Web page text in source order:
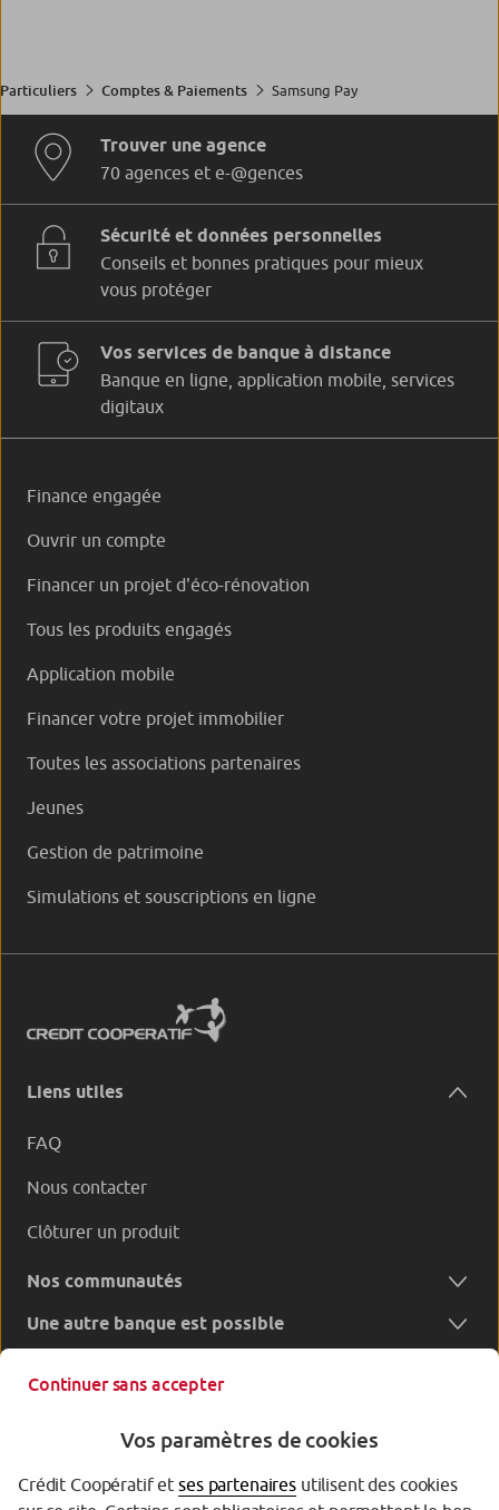
Particuliers Comptes & Paiements Samsung Pay
Trouver une agence
70 agences et e-@gences
Sécurité et données personnelles
Conseils et bonnes pratiques pour mieux
vous protéger
Vos services de banque à distance
Banque en ligne, application mobile, services
digitaux
Finance engagée
Ouvrir un compte
Financer un projet d'éco-rénovation
Tous les produits engagés
Application mobile
Financer votre projet immobilier
Toutes les associations partenaires
Jeunes
Gestion de patrimoine
Simulations et souscriptions en ligne
Liens utiles
FAQ
Nous contacter
Clôturer un produit
Nos communautés
Une autre banque est possible
Continuer sans accepter
Vos paramètres de cookies
Crédit Coopératif etses partenairesutilisent des cookies